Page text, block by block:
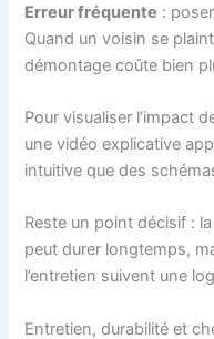
Erreur fréquente :
Quand un voisin se
démontage coûte bien
Pour visualiser l’impact
une vidéo explicative
intuitive que des
Reste un point décisif :
peut durer longtemps,
l’entretien suivent une
Entretien, durabilité et